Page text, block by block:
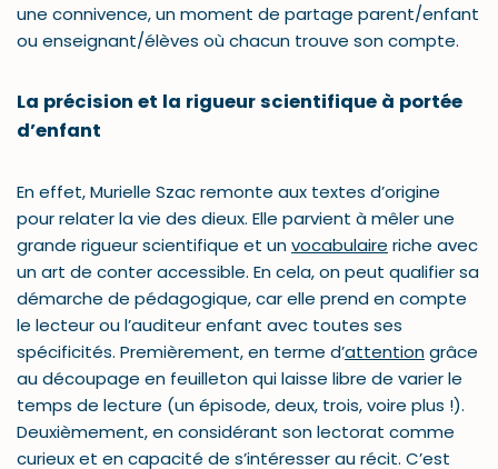
une connivence, un moment de partage parent/enfant
ou enseignant/élèves où chacun trouve son compte.
La précision et la rigueur scientifique à portée
d’enfant
En effet, Murielle Szac remonte aux textes d’origine
pour relater la vie des dieux. Elle parvient à mêler une
grande rigueur scientifique et unvocabulaire riche avec
un art de conter accessible. En cela, on peut qualifier sa
démarche de pédagogique, car elle prend en compte
le lecteur ou l’auditeur enfant avec toutes ses
spécificités. Premièrement, en terme d’attentiongrâce
au découpage en feuilleton qui laisse libre de varier le
temps de lecture (un épisode, deux, trois, voire plus !).
Deuxièmement, en considérant son lectorat comme
curieux et en capacité de s’intéresser au récit. C’est